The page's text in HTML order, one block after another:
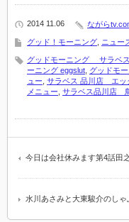
2014 11.06 ながら
グッド！モーニング ニュー
グッドモーニング サラベ
ーニング eggslut グッドモ
ュー サラベス 品川店 エッ
メニュー サラベス品川店
今日は会社休みます第4話田
水川あさみと大東駿介のし